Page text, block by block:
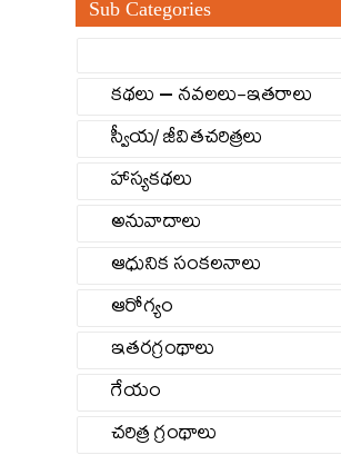
Sub Categories
కథలు – నవలలు-ఇతరాలు
స్వీయ/ జీవితచరిత్రలు
హాస్యకథలు
అనువాదాలు
ఆధునిక సంకలనాలు
ఆరోగ్యం
ఇతరగ్రంథాలు
గేయం
చరిత్ర గ్రంథాలు